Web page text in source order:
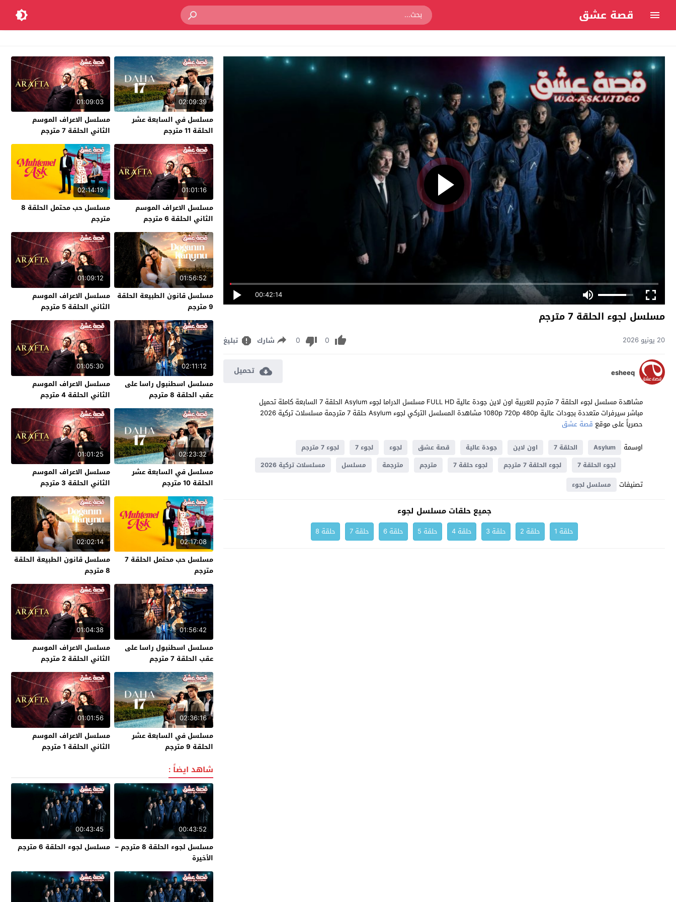
قصة عشق
00:42:14
مسلسل لجوء الحلقة 7 مترجم
20 يونيو 2026 0
0 شارك تبليغ
esheeq تحميل
مشاهدة مسلسل لجوء الحلقة 7 مترجم للعربية اون لاين جودة عالية FULL HD مسلسل الدراما لجوء Asylum الحلقة 7 السابعة كاملة تحميل
مباشر سيرفرات متعددة بجودات عالية 1080p 720p 480p مشاهدة المسلسل التركي لجوء Asylum حلقة 7 مترجمة مسلسلات تركية 2026
حصرياً على موقع قصة عشق
اوسمة
Asylum الحلقة 7 اون لاين جودة عالية قصة عشق لجوء لجوء 7
لجوء 7 مترجم
لجوء الحلقة 7
لجوء الحلقة 7 مترجم لجوء حلقة 7 مترجم مترجمة مسلسل مسلسلات تركية 2026
تصنيفات مسلسل لجوء
جميع حلقات مسلسل لجوء
حلقة 1 حلقة 2 حلقة 3 حلقة 4 حلقة 5 حلقة 6 حلقة 7 حلقة 8
02:09:39
مسلسل في السابعة عشر
الحلقة 11 مترجم
01:09:03
مسلسل الاعراف الموسم
الثاني الحلقة 7 مترجم
01:01:16
مسلسل الاعراف الموسم
الثاني الحلقة 6 مترجم
02:14:19
مسلسل حب محتمل الحلقة 8
مترجم
01:56:52
مسلسل قانون الطبيعة الحلقة
9 مترجم
01:09:12
مسلسل الاعراف الموسم
الثاني الحلقة 5 مترجم
02:11:12
مسلسل اسطنبول راسا على
عقب الحلقة 8 مترجم
01:05:30
مسلسل الاعراف الموسم
الثاني الحلقة 4 مترجم
02:23:32
مسلسل في السابعة عشر
الحلقة 10 مترجم
01:01:25
مسلسل الاعراف الموسم
الثاني الحلقة 3 مترجم
02:17:08
مسلسل حب محتمل الحلقة 7
مترجم
02:02:14
مسلسل قانون الطبيعة الحلقة
8 مترجم
01:56:42
مسلسل اسطنبول راسا على
عقب الحلقة 7 مترجم
01:04:38
مسلسل الاعراف الموسم
الثاني الحلقة 2 مترجم
02:36:16
مسلسل في السابعة عشر
الحلقة 9 مترجم
01:01:56
مسلسل الاعراف الموسم
الثاني الحلقة 1 مترجم
شاهد ايضاً :
00:43:52
مسلسل لجوء الحلقة 8 مترجم –
الأخيرة
00:43:45
مسلسل لجوء الحلقة 6 مترجم